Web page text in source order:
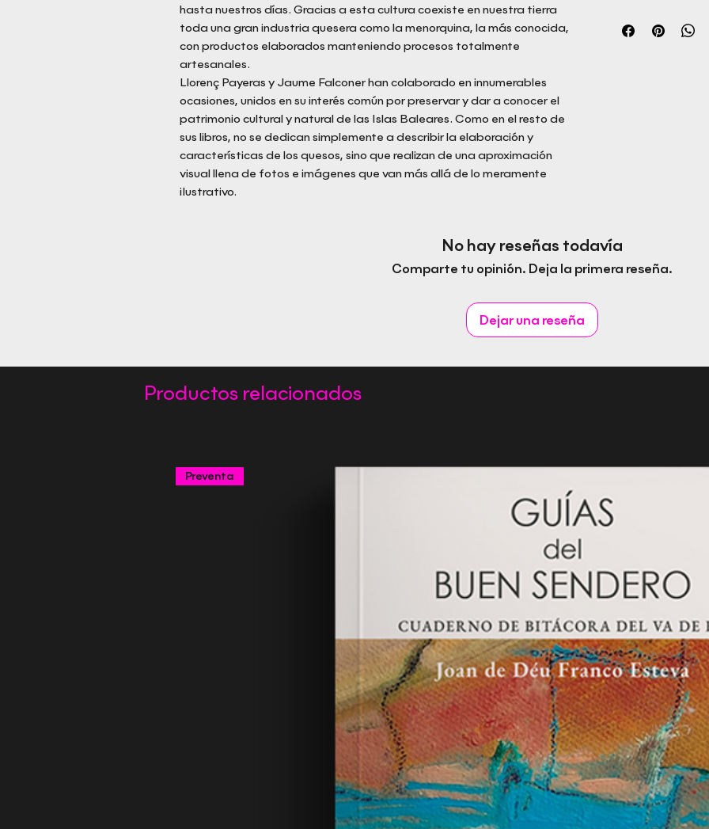
hasta nuestros días. Gracias a esta cultura coexiste en nuestra tierra
toda una gran industria quesera como la menorquina, la más conocida,
con productos elaborados manteniendo procesos totalmente
artesanales.
Llorenç Payeras y Jaume Falconer han colaborado en innumerables
ocasiones, unidos en su interés común por preservar y dar a conocer el
patrimonio cultural y natural de las Islas Baleares. Como en el resto de
sus libros, no se dedican simplemente a describir la elaboración y
características de los quesos, sino que realizan de una aproximación
visual llena de fotos e imágenes que van más allá de lo meramente
ilustrativo.
No hay reseñas todavía
Comparte tu opinión. Deja la primera reseña.
Dejar una reseña
Productos relacionados
Preventa